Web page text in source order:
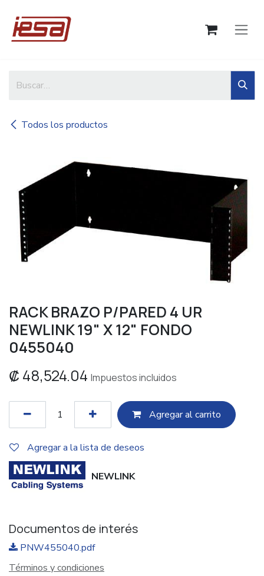
Todos los productos
RACK BRAZO P/PARED 4 UR
NEWLINK 19" X 12" FONDO
0455040
₡ 48,524.04 Impuestos incluidos
Agregar al c​​arrito
Agregar a la lista de deseos
NEWLINK
Documentos de interés
PNW455040.pdf
Términos y condiciones